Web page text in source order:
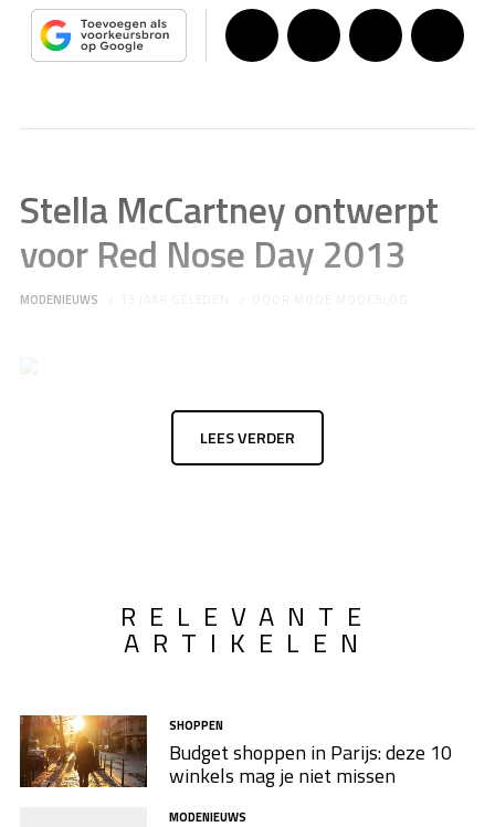
Stella McCartney ontwerpt
voor Red Nose Day 2013
MODENIEUWS
LEES VERDER
RELEVANTE
ARTIKELEN
SHOPPEN
Budget shoppen in Parijs: deze 10
winkels mag je niet missen
MODENIEUWS